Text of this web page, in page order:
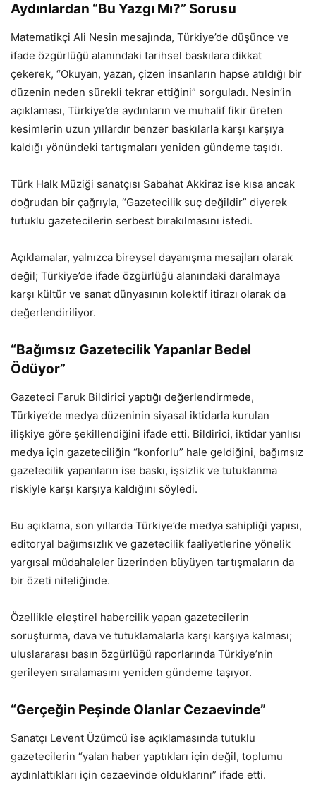
Aydınlardan “Bu Yazgı Mı?” Sorusu
Matematikçi Ali Nesin mesajında, Türkiye’de düşünce ve
ifade özgürlüğü alanındaki tarihsel baskılara dikkat
çekerek, “Okuyan, yazan, çizen insanların hapse atıldığı bir
düzenin neden sürekli tekrar ettiğini” sorguladı. Nesin’in
açıklaması, Türkiye’de aydınların ve muhalif fikir üreten
kesimlerin uzun yıllardır benzer baskılarla karşı karşıya
kaldığı yönündeki tartışmaları yeniden gündeme taşıdı.
Türk Halk Müziği sanatçısı Sabahat Akkiraz ise kısa ancak
doğrudan bir çağrıyla, “Gazetecilik suç değildir” diyerek
tutuklu gazetecilerin serbest bırakılmasını istedi.
Açıklamalar, yalnızca bireysel dayanışma mesajları olarak
değil; Türkiye’de ifade özgürlüğü alanındaki daralmaya
karşı kültür ve sanat dünyasının kolektif itirazı olarak da
değerlendiriliyor.
“Bağımsız Gazetecilik Yapanlar Bedel
Ödüyor”
Gazeteci Faruk Bildirici yaptığı değerlendirmede,
Türkiye’de medya düzeninin siyasal iktidarla kurulan
ilişkiye göre şekillendiğini ifade etti. Bildirici, iktidar yanlısı
medya için gazeteciliğin “konforlu” hale geldiğini, bağımsız
gazetecilik yapanların ise baskı, işsizlik ve tutuklanma
riskiyle karşı karşıya kaldığını söyledi.
Bu açıklama, son yıllarda Türkiye’de medya sahipliği yapısı,
editoryal bağımsızlık ve gazetecilik faaliyetlerine yönelik
yargısal müdahaleler üzerinden büyüyen tartışmaların da
bir özeti niteliğinde.
Özellikle eleştirel habercilik yapan gazetecilerin
soruşturma, dava ve tutuklamalarla karşı karşıya kalması;
uluslararası basın özgürlüğü raporlarında Türkiye’nin
gerileyen sıralamasını yeniden gündeme taşıyor.
“Gerçeğin Peşinde Olanlar Cezaevinde”
Sanatçı Levent Üzümcü ise açıklamasında tutuklu
gazetecilerin “yalan haber yaptıkları için değil, toplumu
aydınlattıkları için cezaevinde olduklarını” ifade etti.